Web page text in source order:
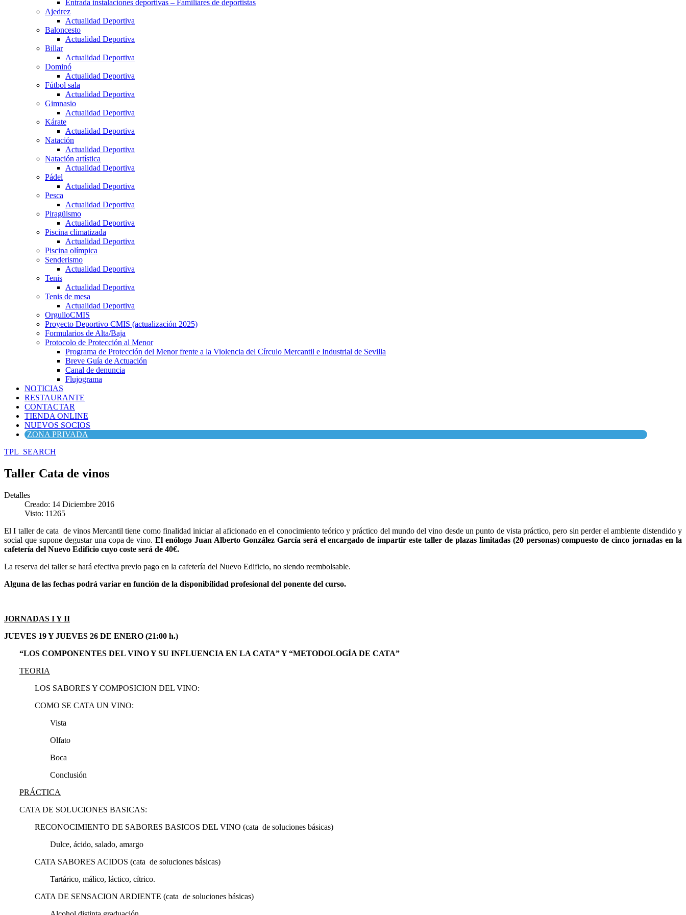
Entrada instalaciones deportivas – Familiares de deportistas
Ajedrez
Actualidad Deportiva
Baloncesto
Actualidad Deportiva
Billar
Actualidad Deportiva
Dominó
Actualidad Deportiva
Fútbol sala
Actualidad Deportiva
Gimnasio
Actualidad Deportiva
Kárate
Actualidad Deportiva
Natación
Actualidad Deportiva
Natación artística
Actualidad Deportiva
Pádel
Actualidad Deportiva
Pesca
Actualidad Deportiva
Piragüismo
Actualidad Deportiva
Piscina climatizada
Actualidad Deportiva
Piscina olímpica
Senderismo
Actualidad Deportiva
Tenis
Actualidad Deportiva
Tenis de mesa
Actualidad Deportiva
OrgulloCMIS
Proyecto Deportivo CMIS (actualización 2025)
Formularios de Alta/Baja
Protocolo de Protección al Menor
Programa de Protección del Menor frente a la Violencia del Círculo Mercantil e Industrial de Sevilla
Breve Guía de Actuación
Canal de denuncia
Flujograma
NOTICIAS
RESTAURANTE
CONTACTAR
TIENDA ONLINE
NUEVOS SOCIOS
ZONA PRIVADA
TPL_SEARCH
Taller Cata de vinos
Detalles
Creado: 14 Diciembre 2016
Visto: 11265
El I taller de cata de vinos Mercantil tiene como finalidad iniciar al aficionado en el conocimiento teórico y práctico del mundo del vino desde un punto de vista práctico, pero sin perder el ambiente distendido y
social que supone degustar una copa de vino.El enólogo Juan Alberto González García será el encargado de impartir este taller de plazas limitadas (20 personas) compuesto de cinco jornadas en la
cafetería del Nuevo Edificio cuyo coste será de 40€.
La reserva del taller se hará efectiva previo pago en la cafetería del Nuevo Edificio, no siendo reembolsable.
Alguna de las fechas podrá variar en función de la disponibilidad profesional del ponente del curso.
JORNADAS I Y II
JUEVES 19 Y JUEVES 26 DE ENERO (21:00 h.)
“LOS COMPONENTES DEL VINO Y SU INFLUENCIA EN LA CATA” Y “METODOLOGÍA DE CATA”
TEORIA
LOS SABORES Y COMPOSICION DEL VINO:
COMO SE CATA UN VINO:
Vista
Olfato
Boca
Conclusión
PRÁCTICA
CATA DE SOLUCIONES BASICAS:
RECONOCIMIENTO DE SABORES BASICOS DEL VINO (cata de soluciones básicas)
Dulce, ácido, salado, amargo
CATA SABORES ACIDOS (cata de soluciones básicas)
Tartárico, málico, láctico, cítrico.
CATA DE SENSACION ARDIENTE (cata de soluciones básicas)